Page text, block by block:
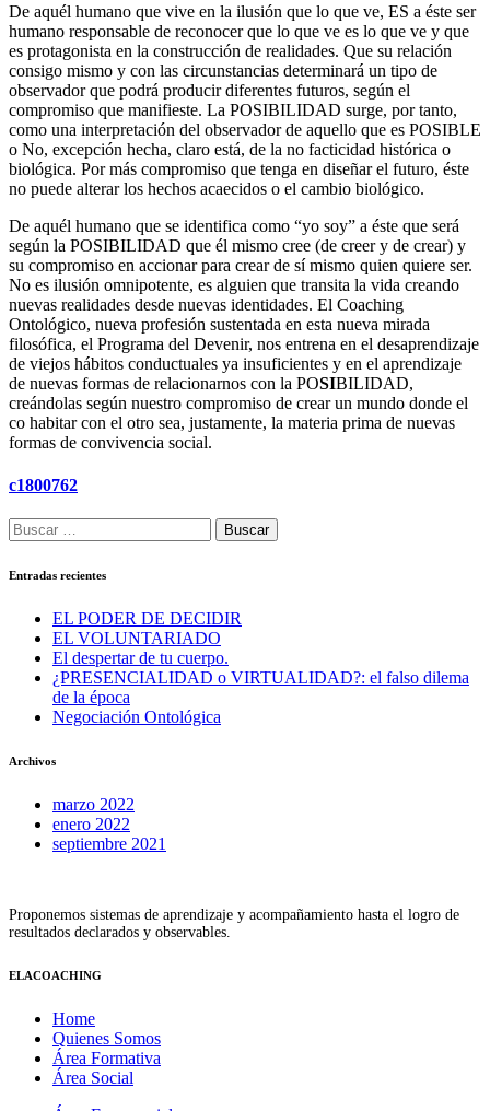
De aquél humano que vive en la ilusión que lo que ve, ES a éste ser
humano responsable de reconocer que lo que ve es lo que ve y que
es protagonista en la construcción de realidades. Que su relación
consigo mismo y con las circunstancias determinará un tipo de
observador que podrá producir diferentes futuros, según el
compromiso que manifieste. La POSIBILIDAD surge, por tanto,
como una interpretación del observador de aquello que es POSIBLE
o No, excepción hecha, claro está, de la no facticidad histórica o
biológica. Por más compromiso que tenga en diseñar el futuro, éste
no puede alterar los hechos acaecidos o el cambio biológico.
De aquél humano que se identifica como “yo soy” a éste que será
según la POSIBILIDAD que él mismo cree (de creer y de crear) y
su compromiso en accionar para crear de sí mismo quien quiere ser.
No es ilusión omnipotente, es alguien que transita la vida creando
nuevas realidades desde nuevas identidades. El Coaching
Ontológico, nueva profesión sustentada en esta nueva mirada
filosófica, el Programa del Devenir, nos entrena en el desaprendizaje
de viejos hábitos conductuales ya insuficientes y en el aprendizaje
de nuevas formas de relacionarnos con la POSIBILIDAD,
creándolas según nuestro compromiso de crear un mundo donde el
co habitar con el otro sea, justamente, la materia prima de nuevas
formas de convivencia social.
c1800762
Buscar:
Entradas recientes
EL PODER DE DECIDIR
EL VOLUNTARIADO
El despertar de tu cuerpo.
¿PRESENCIALIDAD o VIRTUALIDAD?: el falso dilema
de la época
Negociación Ontológica
Archivos
marzo 2022
enero 2022
septiembre 2021
Proponemos sistemas de aprendizaje y acompañamiento hasta el logro de
resultados declarados y observables.
ELACOACHING
Home
Quienes Somos
Área Formativa
Área Social